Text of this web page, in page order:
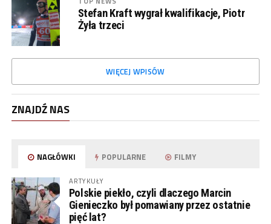
Stefan Kraft wygrał kwalifikacje, Piotr
Żyła trzeci
WIĘCEJ WPISÓW
ZNAJDŹ NAS
NAGŁÓWKI POPULARNE FILMY
ARTYKUŁY
Polskie piekło, czyli dlaczego Marcin
Gienieczko był pomawiany przez ostatnie
pięć lat?